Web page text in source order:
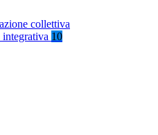
collettiva
10